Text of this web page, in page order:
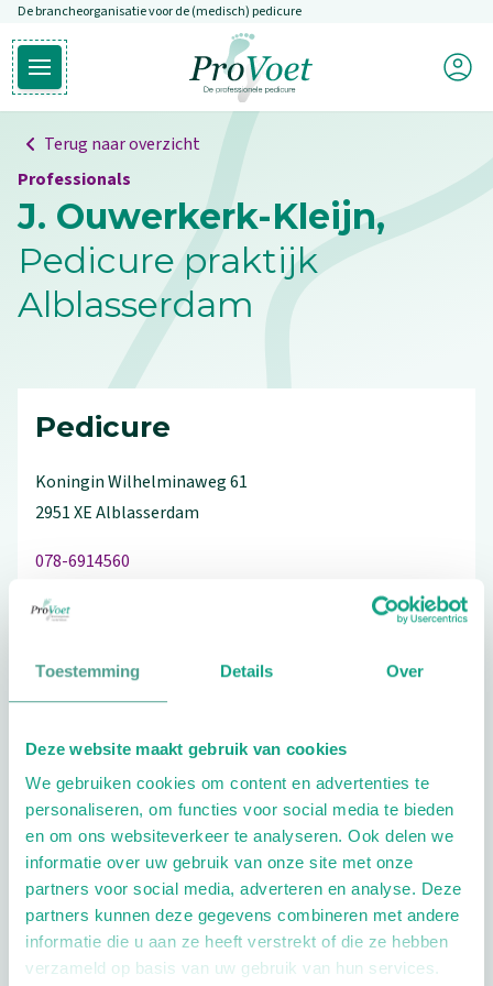
Toestemming Details Over
Deze website maakt gebruik van cookies
We gebruiken cookies om content en advertenties te
personaliseren, om functies voor social media te bieden
en om ons websiteverkeer te analyseren. Ook delen we
informatie over uw gebruik van onze site met onze
partners voor social media, adverteren en analyse. Deze
partners kunnen deze gegevens combineren met andere
informatie die u aan ze heeft verstrekt of die ze hebben
verzameld op basis van uw gebruik van hun services.
Overslaan en naar de inhoud gaan
De brancheorganisatie voor de (medisch) pedicure
Open hoofdmenu
Ga naar de homepagina
Mijn
Terug naar overzicht
Professionals
J. Ouwerkerk-Kleijn,
Pedicure praktijk
Alblasserdam
Pedicure
Koningin Wilhelminaweg61
2951 XEAlblasserdam
078-6914560
Schrijf ook een review
Extra opties